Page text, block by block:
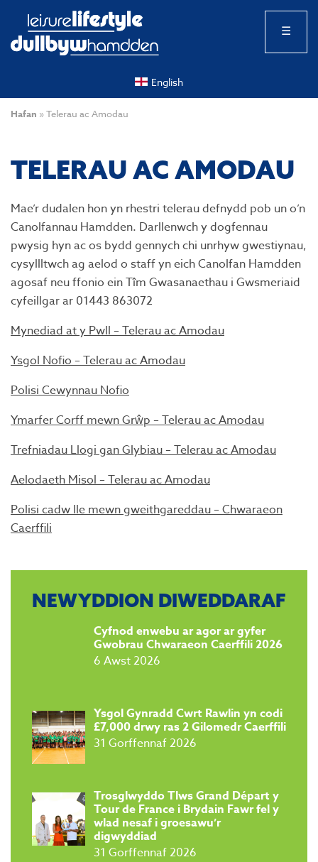
☰
English
Hafan » Telerau ac Amodau
TELERAU AC AMODAU
Mae’r dudalen hon yn rhestri telerau defnydd pob un o’n
Canolfannau Hamdden. Darllenwch y dogfennau
pwysig hyn ac os bydd gennych chi unrhyw gwestiynau,
cysyllltwch ag aelod o staff yn eich Canolfan Hamdden
agosaf neu ffonio ein Tîm Gwasanaethau i Gwsmeriaid
cyfeillgar ar 01443 863072
Mynediad at y Pwll – Telerau ac Amodau
Ysgol Nofio – Telerau ac Amodau
Polisi Cewynnau Nofio
Ymarfer Corff mewn Grŵp – Telerau ac Amodau
Trefniadau Llogi gan Glybiau – Telerau ac Amodau
Aelodaeth Misol – Telerau ac Amodau
Polisi cadw lle mewn gweithgareddau – Chwaraeon
Caerffili
NEWYDDION DIWEDDARAF
Cyfnod enwebu ar agor ar gyfer
Gwobrau Chwaraeon Caerffili 2026
6 Awst 2026
Ysgol Gynradd Cwrt Rawlin yn codi
£7,000 drwy ras 2 Gilomedr Caerffili
31 Gorffennaf 2026
Trosglwyddo Tlws Grand Départ y
Tour de France i Brydain Fawr fel y
wlad nesaf i groesawu’r
digwyddiad
31 Gorffennaf 2026